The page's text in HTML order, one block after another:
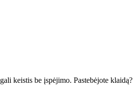
keistis be įspėjimo. Pastebėjote klaidą?